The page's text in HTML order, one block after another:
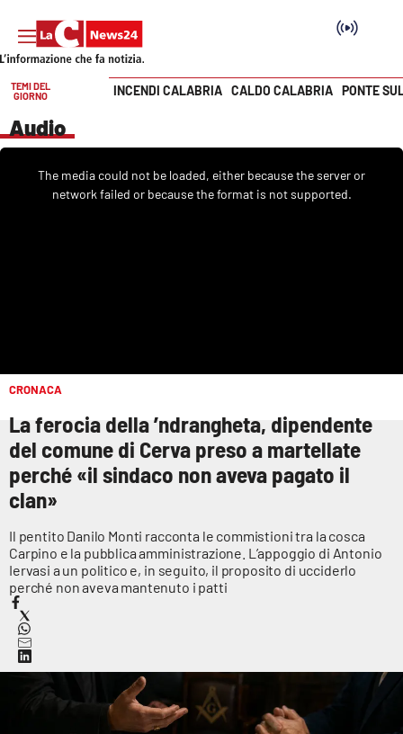
SEZIONI
Cronaca
Italia Mondo
Sanità
Sport
Cultura
Podcast
Vai
TEMI DEL
GIORNO
INCENDI CALABRIA CALDO CALABRIA PONTE
Audio
The media could not be loaded, either because the server or
network failed or because the format is not supported.
CRONACA
La ferocia della ’ndrangheta, dipendente
del comune di Cerva preso a martellate
perché «il sindaco non aveva pagato il
clan»
Il pentito Danilo Monti racconta le commistioni tra la cosca
Carpino e la pubblica amministrazione. L’appoggio di Antonio
Iervasi a un politico e, in seguito, il proposito di ucciderlo
perché non aveva mantenuto i patti